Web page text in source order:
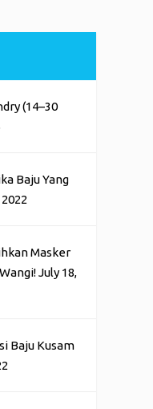
(14–30
Baju Yang
Masker
July 18,
Baju Kusam